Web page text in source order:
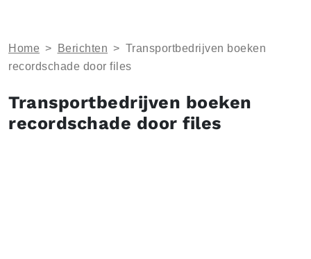
Home > Berichten > Transportbedrijven boeken
recordschade door files
Transportbedrijven boeken
recordschade door files